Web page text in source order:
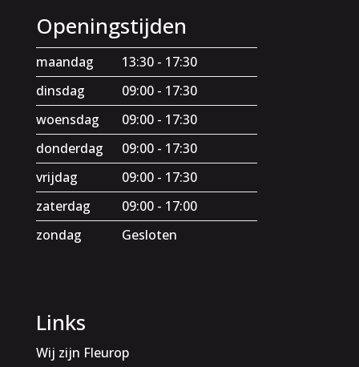
Openingstijden
maandag
13:30 - 17:30
dinsdag
09:00 - 17:30
woensdag
09:00 - 17:30
donderdag
09:00 - 17:30
vrijdag
09:00 - 17:30
zaterdag
09:00 - 17:00
zondag
Gesloten
Links
Wij zijn Fleurop